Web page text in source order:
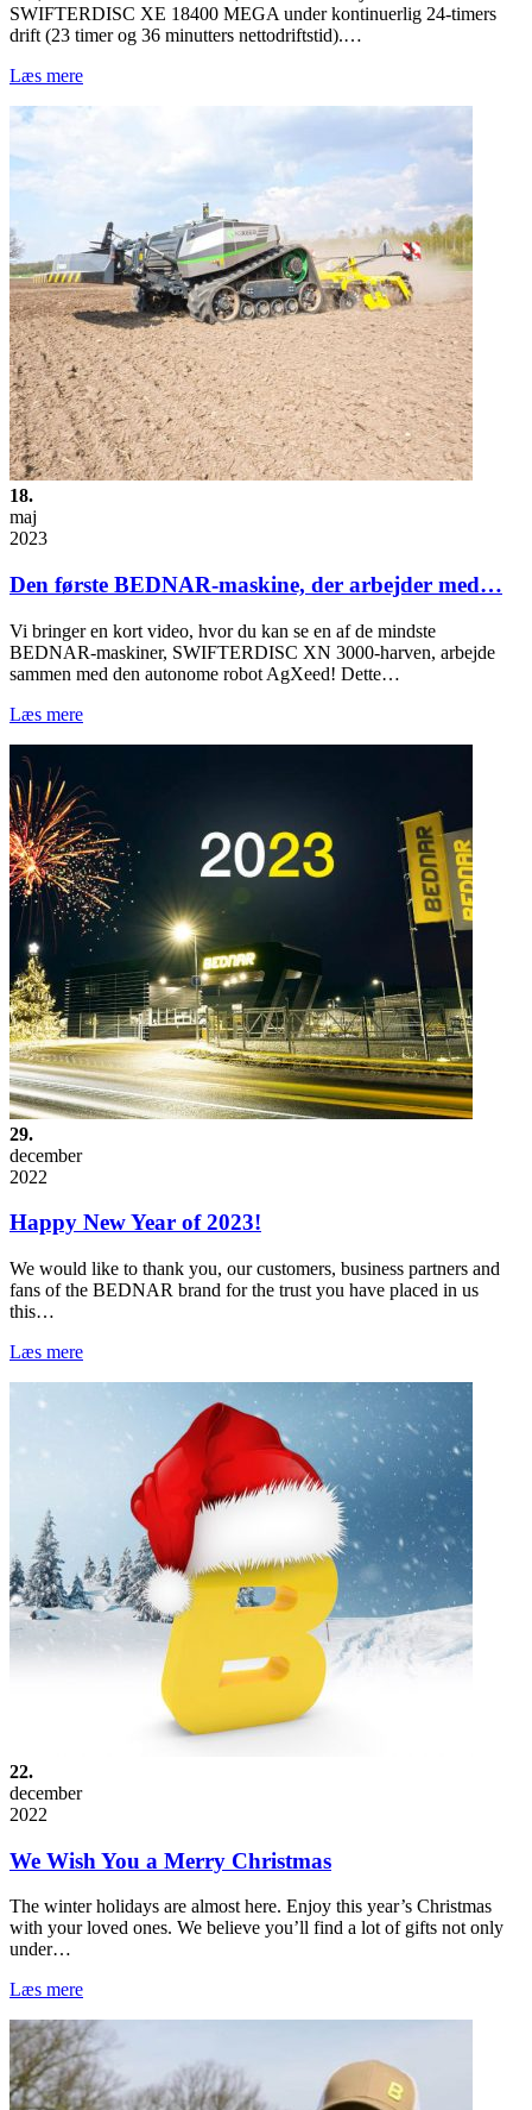
SWIFTERDISC XE 18400 MEGA under kontinuerlig 24-timers
drift (23 timer og 36 minutters nettodriftstid).…
Læs mere
18.
maj
2023
Den første BEDNAR-maskine, der arbejder med…
Vi bringer en kort video, hvor du kan se en af de mindste
BEDNAR-maskiner, SWIFTERDISC XN 3000-harven, arbejde
sammen med den autonome robot AgXeed! Dette…
Læs mere
29.
december
2022
Happy New Year of 2023!
We would like to thank you, our customers, business partners and
fans of the BEDNAR brand for the trust you have placed in us
this…
Læs mere
22.
december
2022
We Wish You a Merry Christmas
The winter holidays are almost here. Enjoy this year’s Christmas
with your loved ones. We believe you’ll find a lot of gifts not only
under…
Læs mere